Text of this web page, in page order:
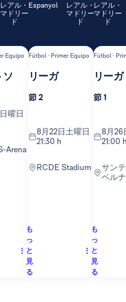
レアル・
マドリー
ド
Equipo
ソ
Arena
Espanyol
レアル・
マドリー
ド
Fútbol · Primer Equipo
リーガ
節 2
8月22日土曜日
21:30 h
RCDE Stadium
も
っ
と
見
る
レアル・
マドリー
ド
Fútbol ·
リーガ
節 1
8月26日水曜日
21:00
サンティアゴ・
ベル
も
っ
と
見
る